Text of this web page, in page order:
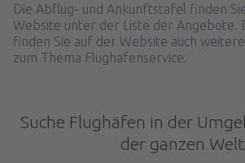
Die Abflug- und Ankunftstafel finden
Website unter der Liste der Angebote.
finden Sie auf der Website auch
zum Thema Flughafenservice.
Suche Flughäfen in der
der ganzen Welt